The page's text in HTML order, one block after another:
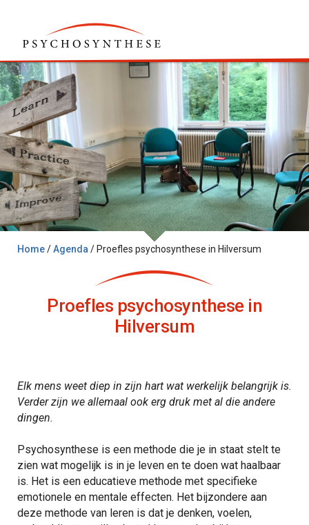
Home/Agenda/ Proefles psychosynthese in Hilversum
Proefles psychosynthese in
Hilversum
Elk mens weet diep in zijn hart wat werkelijk belangrijk is.
Verder zijn we allemaal ook erg druk met al die andere
dingen.
Psychosynthese is een methode die je in staat stelt te
zien wat mogelijk is in je leven en te doen wat haalbaar
is. Het is een educatieve methode met specifieke
emotionele en mentale effecten. Het bijzondere aan
deze methode van leren is dat je denken, voelen,